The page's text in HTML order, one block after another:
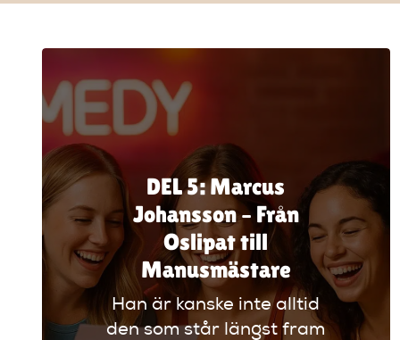
DEL 5: Marcus
Johansson – Från
Oslipat till
Manusmästare
Han är kanske inte alltid
den som står längst fram